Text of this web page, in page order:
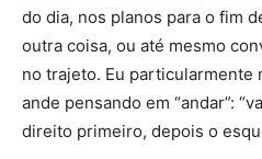
do dia, nos planos para o fim
outra coisa, ou até mesmo
no trajeto. Eu particularmente
ande pensando em “andar”:
direito primeiro, depois o